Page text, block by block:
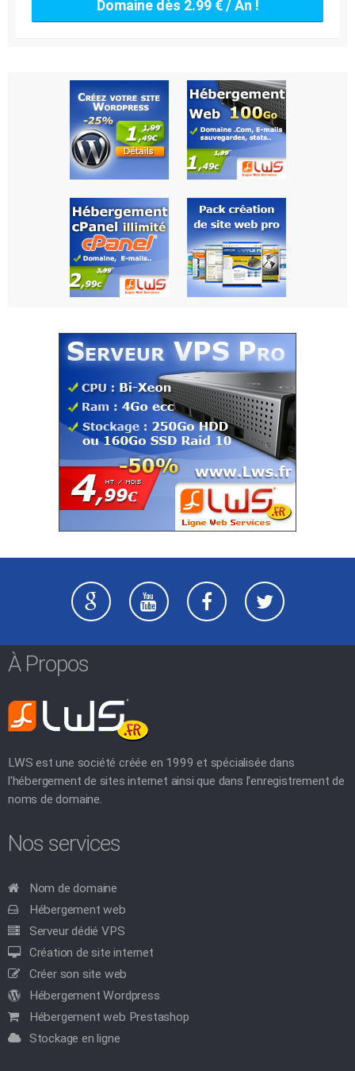
Domaine dès 2.99 € / An !
À Propos
LWS est une société créée en 1999 et spécialisée dans
l'hébergement de sites internet ainsi que dans l'enregistrement de
noms de domaine.
Nos services
Nom de domaine
Hébergement web
Serveur dédié VPS
Création de site internet
Créer son site web
Hébergement Wordpress
Hébergement web Prestashop
Stockage en ligne